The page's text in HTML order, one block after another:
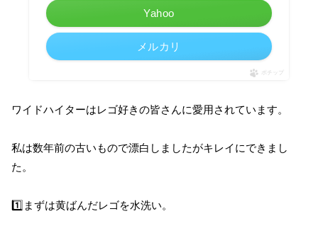
Yahoo
メルカリ
ポチップ
ワイドハイターはレゴ好きの皆さんに愛用されています。
私は数年前の古いもので漂白しましたがキレイにできまし
た。
1️⃣まずは黄ばんだレゴを水洗い。